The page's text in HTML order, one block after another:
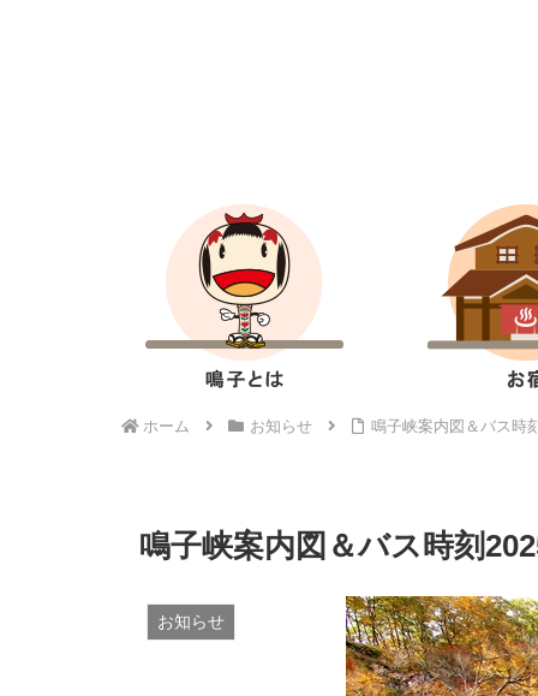
ホーム お知らせ 鳴子峡案内図＆バス時
鳴子峡案内図＆バス時刻
お知らせ